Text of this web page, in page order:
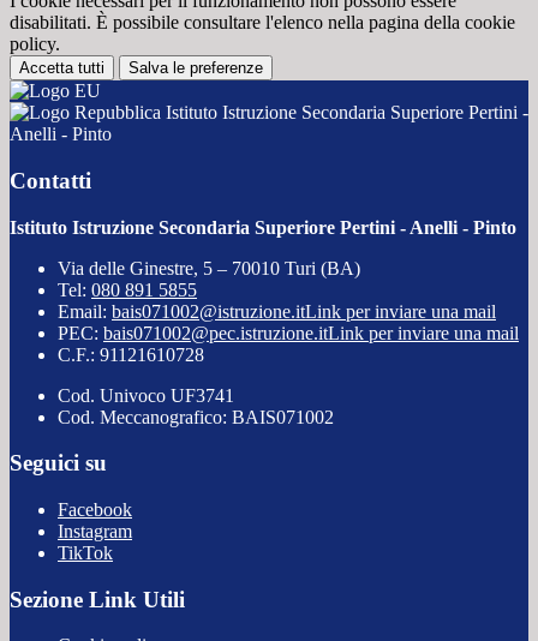
disabilitati. È possibile consultare l'elenco nella pagina della cookie
policy.
Accetta tutti Salva le preferenze
Istituto Istruzione Secondaria Superiore Pertini -
Anelli - Pinto
Contatti
Istituto Istruzione Secondaria Superiore Pertini - Anelli - Pinto
Via delle Ginestre, 5 – 70010 Turi (BA)
Tel: 080 891 5855
Email: bais071002@istruzione.itLink per inviare una mail
PEC: bais071002@pec.istruzione.itLink per inviare una mail
C.F.: 91121610728
Cod. Univoco UF3741
Cod. Meccanografico: BAIS071002
Seguici su
Facebook
Instagram
TikTok
Sezione Link Utili